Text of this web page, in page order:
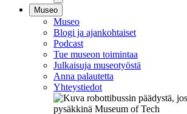
Sulje
alavalikko
Museo
Museo
Blogi ja ajankohtaiset
Podcast
Tue museon toimintaa
Julkaisuja museotyöstä
Anna palautetta
Yhteystiedot